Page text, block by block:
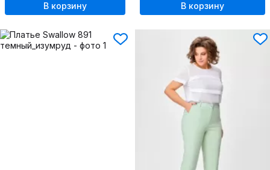
В корзину В корзину